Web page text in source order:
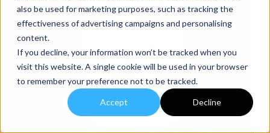
also be used for marketing purposes, such as tracking the
effectiveness of advertising campaigns and personalising
content.
If you decline, your information won’t be tracked when you
visit this website. A single cookie will be used in your browser
to remember your preference not to be tracked.
Accept Decline